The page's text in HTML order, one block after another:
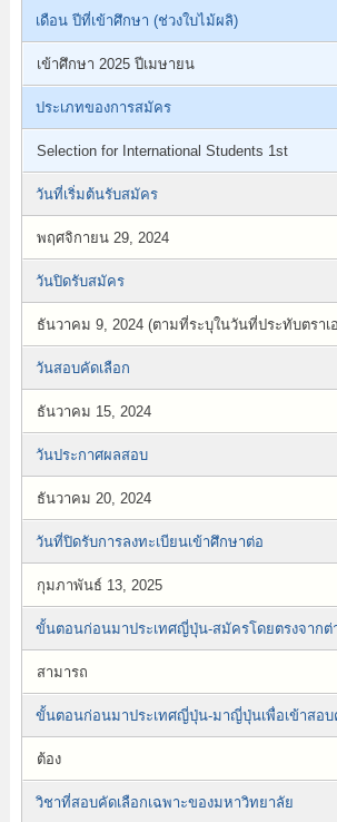
เดือน ปีที่เข้าศึกษา (ช่วงใบไม้ผลิ)
เข้าศึกษา 2025 ปีเมษายน
ประเภทของการสมัคร
Selection for International Students 1st
วันที่เริ่มต้นรับสมัคร
พฤศจิกายน 29, 2024
วันปิดรับสมัคร
ธันวาคม 9, 2024 (ตามที่ระบุในวันที่ประทับตราเ
วันสอบคัดเลือก
ธันวาคม 15, 2024
วันประกาศผลสอบ
ธันวาคม 20, 2024
วันที่ปิดรับการลงทะเบียนเข้าศึกษาต่อ
กุมภาพันธ์ 13, 2025
ขั้นตอนก่อนมาประเทศญี่ปุ่น-สมัครโดยตรงจากต่
สามารถ
ขั้นตอนก่อนมาประเทศญี่ปุ่น-มาญี่ปุ่นเพื่อเข้าสอบ
ต้อง
วิชาที่สอบคัดเลือกเฉพาะของมหาวิทยาลัย